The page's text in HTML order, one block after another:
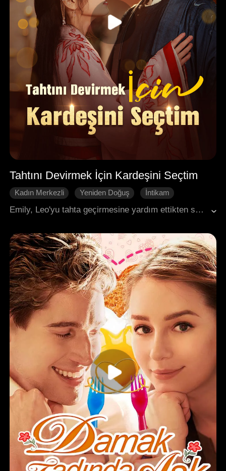
Tahtını Devirmek İçin Kardeşini Seçtim
Kadın Merkezli Yeniden Doğuş
İntikam
Emily, Leo'yu tahta geçirmesine yardım ettikten sonra, acımasız bir ödülle karşılaştı: ailesinin idamı ve kendi ölümü, onun acımasız manipülasyonunu ortaya çıkardı. Taç giyme töreninden önce yeniden doğan Emily, Leo'ya tüm desteğini derhal kesti ve eski hayranı Dominic ile iş birliği yaptı. Leo onu mahvetmek için komplo kurduğunda, Emily sadece planı ortaya çıkarmakla kalmadı, aynı zamanda ustalıkla yönünü değiştirerek Fiona'nın sadakatsizliğini halka ifşa etti ve ihanetini kendisine çevirdi.